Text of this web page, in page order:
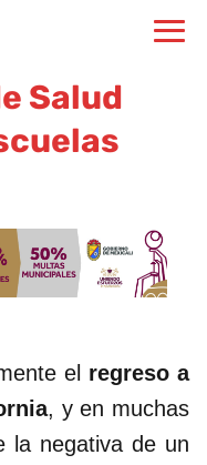
Salud
el regreso a
, y en muchas
la negativa de un